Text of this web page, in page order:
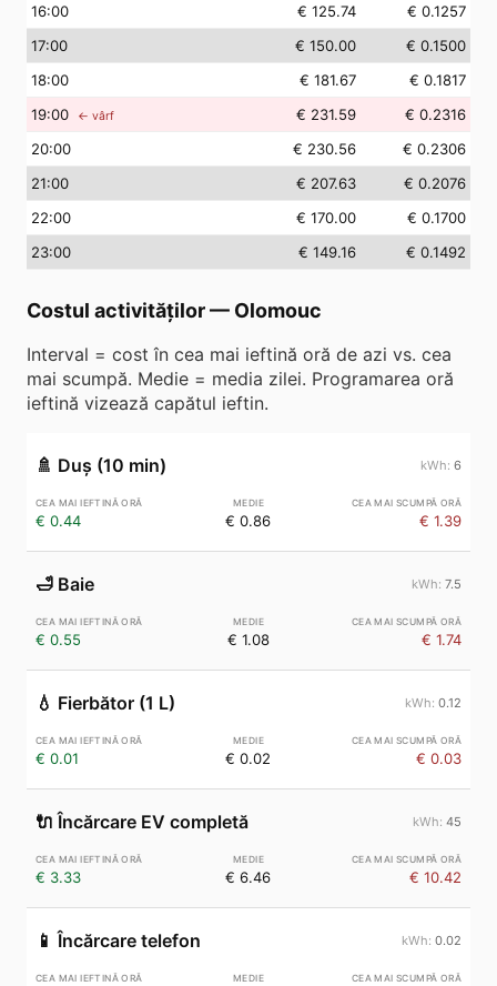
16:00 € 125.74
€ 0.1257
17:00 € 150.00
€ 0.1500
18:00 € 181.67
€ 0.1817
19:00 ← vârf € 231.59
€ 0.2316
20:00 € 230.56
€ 0.2306
21:00 € 207.63
€ 0.2076
22:00 € 170.00
€ 0.1700
23:00 € 149.16 € 0.1492
Costul activităților— Olomouc
Interval = cost în cea mai ieftină oră de azi vs. cea
mai scumpă. Medie = media zilei. Programarea oră
ieftină vizează capătul ieftin.
🚿 Duș (10 min) 6
€ 0.44 € 0.86 € 1.39
🛁 Baie 7.5
€ 0.55 € 1.08 € 1.74
💧 Fierbător (1 L) 0.12
€ 0.01 € 0.02 € 0.03
🔌 Încărcare EV completă 45
€ 3.33 € 6.46 € 10.42
📱 Încărcare telefon 0.02